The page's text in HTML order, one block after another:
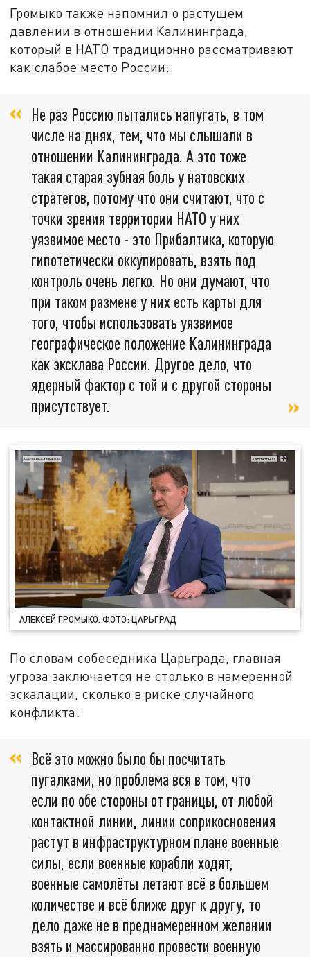
Громыко также напомнил о растущем
давлении в отношении Калининграда,
который в НАТО традиционно рассматривают
как слабое место России:
Не раз Россию пытались напугать, в том
числе на днях, тем, что мы слышали в
отношении Калининграда. А это тоже
такая старая зубная боль у натовских
стратегов, потому что они считают, что с
точки зрения территории НАТО у них
уязвимое место - это Прибалтика, которую
гипотетически оккупировать, взять под
контроль очень легко. Но они думают, что
при таком размене у них есть карты для
того, чтобы использовать уязвимое
географическое положение Калининграда
как эксклава России. Другое дело, что
ядерный фактор с той и с другой стороны
присутствует.
АЛЕКСЕЙ ГРОМЫКО. ФОТО: ЦАРЬГРАД
По словам собеседника Царьграда, главная
угроза заключается не столько в намеренной
эскалации, сколько в риске случайного
конфликта:
Всё это можно было бы посчитать
пугалками, но проблема вся в том, что
если по обе стороны от границы, от любой
контактной линии, линии соприкосновения
растут в инфраструктурном плане военные
силы, если военные корабли ходят,
военные самолёты летают всё в большем
количестве и всё ближе друг к другу, то
дело даже не в преднамеренном желании
взять и массированно провести военную